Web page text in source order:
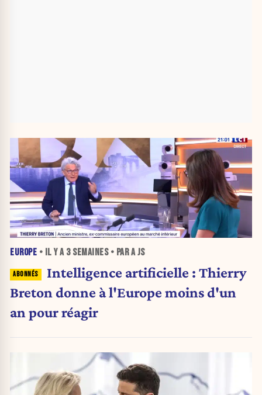
EUROPE • IL Y A 3 SEMAINES• PAR A JS
Intelligence artificielle : Thierry
Breton donne à l'Europe moins d'un
an pour réagir